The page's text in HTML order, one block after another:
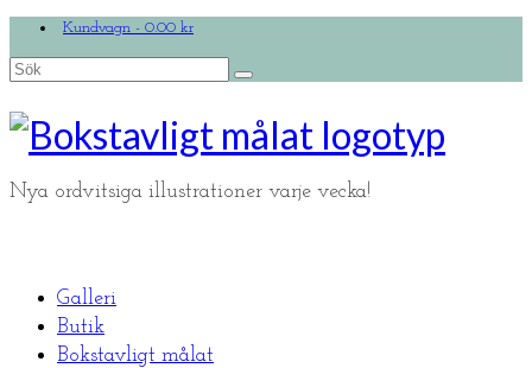
Kundvagn - 0.00 kr
Search
Nya ordvitsiga illustrationer varje vecka!
Galleri
Butik
Bokstavligt målat